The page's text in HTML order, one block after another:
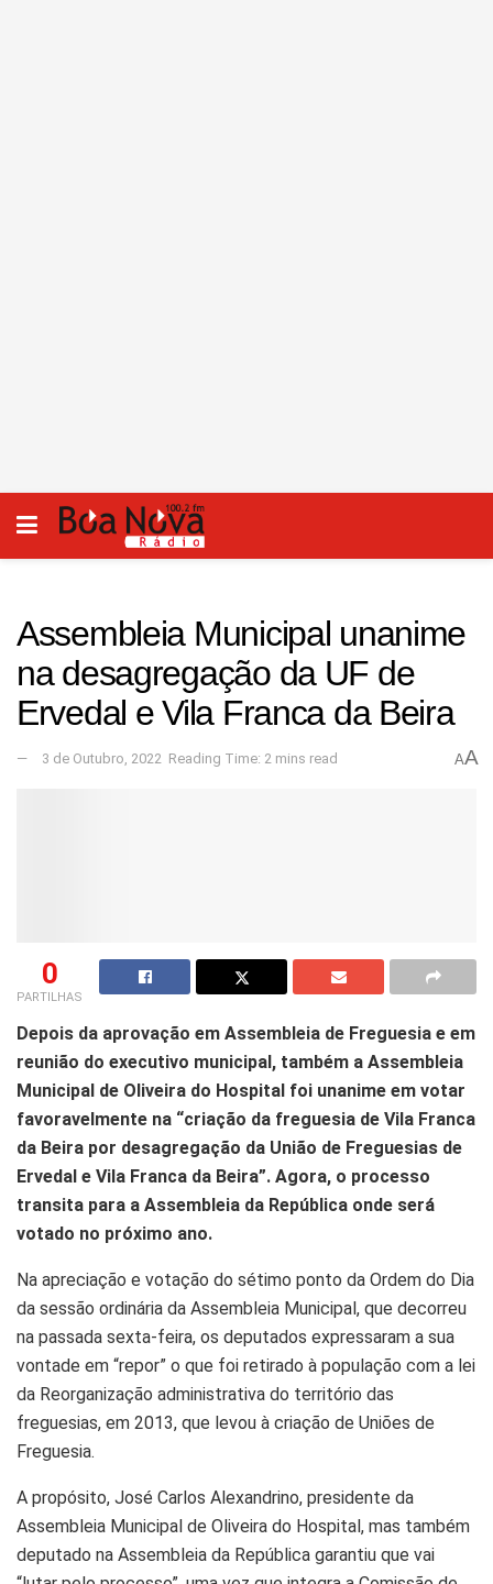
Assembleia Municipal unanime
na desagregação da UF de
Ervedal e Vila Franca da Beira
3 de Outubro, 2022 Reading Time: 2 mins read AA
0
PARTILHAS
Depois da aprovação em Assembleia de Freguesia e em
reunião do executivo municipal, também a Assembleia
Municipal de Oliveira do Hospital foi unanime em votar
favoravelmente na “criação da freguesia de Vila Franca
da Beira por desagregação da União de Freguesias de
Ervedal e Vila Franca da Beira”. Agora, o processo
transita para a Assembleia da República onde será
votado no próximo ano.
Na apreciação e votação do sétimo ponto da Ordem do Dia
da sessão ordinária da Assembleia Municipal, que decorreu
na passada sexta-feira, os deputados expressaram a sua
vontade em “repor” o que foi retirado à população com a lei
da Reorganização administrativa do território das
freguesias, em 2013, que levou à criação de Uniões de
Freguesia.
A propósito, José Carlos Alexandrino, presidente da
Assembleia Municipal de Oliveira do Hospital, mas também
deputado na Assembleia da República garantiu que vai